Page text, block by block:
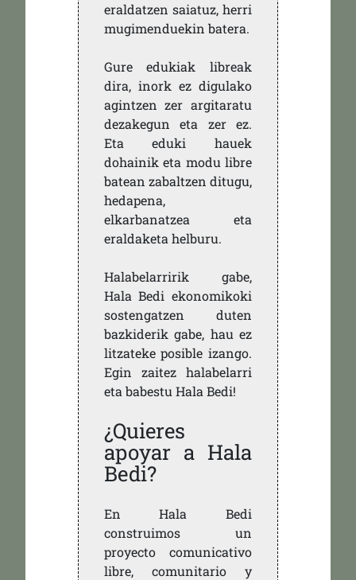
eraldatzen saiatuz, herri
mugimenduekin batera.
Gure edukiak libreak
dira, inork ez digulako
agintzen zer argitaratu
dezakegun eta zer ez.
Eta eduki hauek
dohainik eta modu libre
batean zabaltzen ditugu,
hedapena,
elkarbanatzea eta
eraldaketa helburu.
Halabelarririk gabe,
Hala Bedi ekonomikoki
sostengatzen duten
bazkiderik gabe, hau ez
litzateke posible izango.
Egin zaitez halabelarri
eta babestu Hala Bedi!
¿Quieres
apoyar a Hala
Bedi?
En Hala Bedi
construimos un
proyecto comunicativo
libre, comunitario y